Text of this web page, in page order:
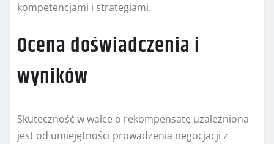
kompetencjami i strategiami.
Ocena doświadczenia i
wyników
Skuteczność w walce o rekompensatę uzależniona
jest od umiejętności prowadzenia negocjacji z